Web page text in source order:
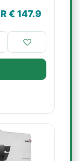
147.9
€ EUR